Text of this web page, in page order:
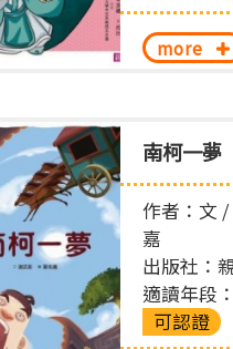
more
南柯一夢
作者：文
嘉
出版社：
適讀年段
可認證